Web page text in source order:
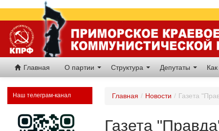
Главная О партии Структура Депутаты
Наш телеграм-канал Главная / Новости / Газета
Газета